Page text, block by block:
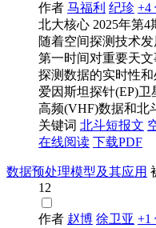
作者 马福利 纪珍 +4
北大核心 2025年第4
随着空间探测技术
第一时间对重要天
探测数据的实时性
爱因斯坦探针(EP)卫
高频(VHF)数据和北
关键词 北斗短报文
在线阅读 下载PDF
数据预处理模型及其应用
12
作者 赵博 徐卫亚 +1